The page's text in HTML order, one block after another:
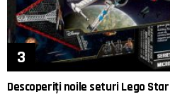
Descoperiți noile seturi Lego